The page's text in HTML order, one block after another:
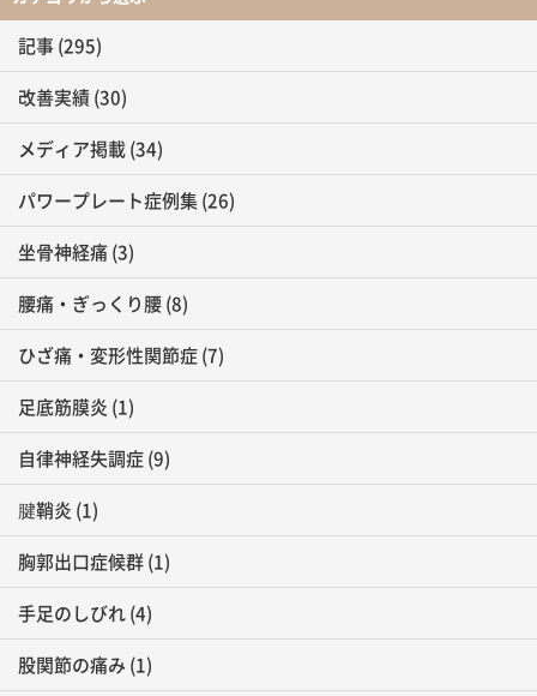
記事(295)
改善実績(30)
メディア掲載(34)
パワープレート症例集(26)
坐骨神経痛(3)
腰痛・ぎっくり腰(8)
ひざ痛・変形性関節症(7)
足底筋膜炎 (1)
自律神経失調症(9)
腱鞘炎 (1)
胸郭出口症候群(1)
手足のしびれ(4)
股関節の痛み (1)